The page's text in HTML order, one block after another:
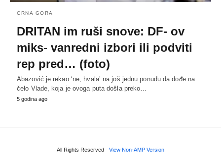
CRNA GORA
DRITAN im ruši snove: DF- ov
miks- vanredni izbori ili podviti
rep pred… (foto)
Abazović je rekao ‘ne, hvala’ na još jednu ponudu da dođe na
čelo Vlade, koja je ovoga puta došla preko…
5 godina ago
All Rights Reserved View Non-AMP Version